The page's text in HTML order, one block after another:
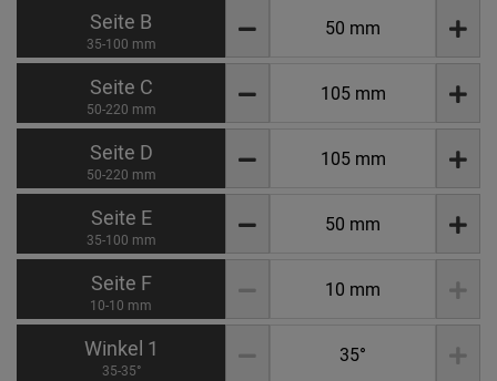
Seite B
35-100 mm
Seite C
50-220 mm
Seite D
50-220 mm
Seite E
35-100 mm
Seite F
10-10 mm
Winkel 1
35-35°